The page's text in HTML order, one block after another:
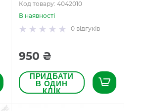
Код товару: 4042010
В наявності
0 відгуків
950 ₴
ПРИДБАТИ
В ОДИН
КЛІК